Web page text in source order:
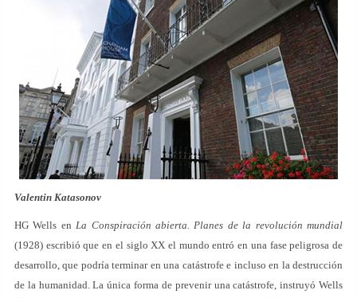
Valentin Katasonov
HG Wells enLa Conspiración abierta. Planes de la revolución mundial
(1928) escribió que en el siglo XX el mundo entró en una fase peligrosa de
desarrollo, que podría terminar en una catástrofe e incluso en la destrucción
de la humanidad. La única forma de prevenir una catástrofe, instruyó Wells